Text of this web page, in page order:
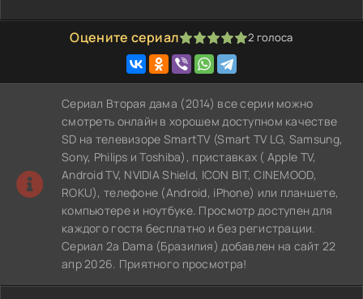
Оцените сериал
1 2 3 4 5 2 голоса
Сериал Вторая дама (2014) все серии можно
смотреть онлайн в хорошем доступном качестве
SD на телевизоре SmartTV (Smart TV LG, Samsung,
Sony, Philips и Toshiba), приставках ( Apple TV,
Android TV, NVIDIA Shield, ICON BIT, CINEMOOD,
ROKU), телефоне (Android, iPhone) или планшете,
компьютере и ноутбуке. Просмотр доступен для
каждого гостя бесплатно и без регистрации.
Сериал 2ª Dama (Бразилия) добавлен на сайт 22
апр 2026. Приятного просмотра!